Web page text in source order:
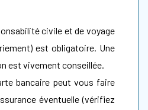
civile et de voyage
est obligatoire. Une
est vivement conseillée.
bancaire peut vous faire
éventuelle (vérifiez